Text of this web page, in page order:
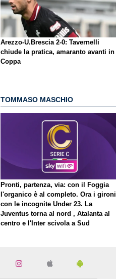
Arezzo-U.Brescia 2-0: Tavernelli
chiude la pratica, amaranto avanti in
Coppa
TOMMASO MASCHIO
Pronti, partenza, via: con il Foggia
l'organico è al completo. Ora i gironi
con le incognite Under 23. La
Juventus torna al nord , Atalanta al
centro e l'Inter scivola a Sud